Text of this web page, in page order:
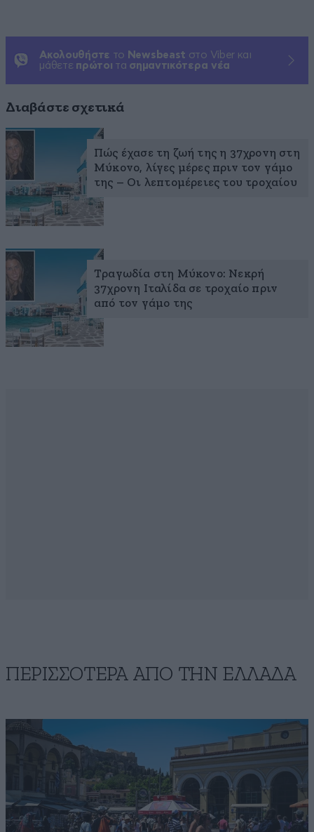
Ακολουθήστε το Newsbeast στο Viber και
μάθετε πρώτοι τα σημαντικότερα νέα
Διαβάστε σχετικά
Πώς έχασε τη ζωή της η 37χρονη στη
Μύκονο, λίγες μέρες πριν τον γάμο
της – Οι λεπτομέρειες του τροχαίου
Τραγωδία στη Μύκονο: Νεκρή
37χρονη Ιταλίδα σε τροχαίο πριν
από τον γάμο της
ΠΕΡΙΣΣΟΤΕΡΑ ΑΠΟ ΤΗΝ ΕΛΛΑΔΑ